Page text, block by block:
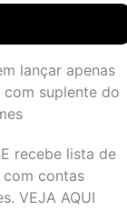
lançar apenas
com suplente do
recebe lista de
contas
VEJA AQUI